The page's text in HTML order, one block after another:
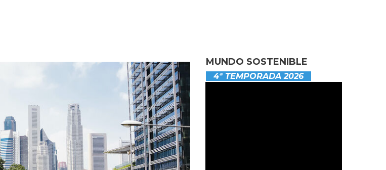
MUNDO SOSTENIBLE
4ª TEMPORADA 2026